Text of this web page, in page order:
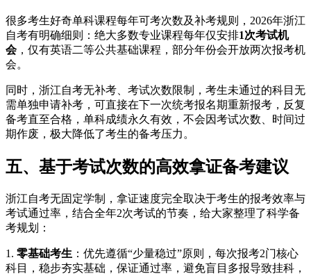
很多考生好奇单科课程每年可考次数及补考规则，2026年浙江
自考有明确细则：绝大多数专业课程每年仅安排1次考试机
会，仅有英语二等公共基础课程，部分年份会开放两次报考机
会。
同时，浙江自考无补考、考试次数限制，考生未通过的科目无
需单独申请补考，可直接在下一次统考报名期重新报考，反复
备考直至合格，单科成绩永久有效，不会因考试次数、时间过
期作废，极大降低了考生的备考压力。
五、基于考试次数的高效拿证备考建议
浙江自考无固定学制，拿证速度完全取决于考生的报考效率与
考试通过率，结合全年2次考试的节奏，给大家整理了科学备
考规划：
1. 零基础考生 ：优先遵循“少量稳过”原则，每次报考2门核心
科目，稳步夯实基础，保证通过率，避免盲目多报导致挂科，